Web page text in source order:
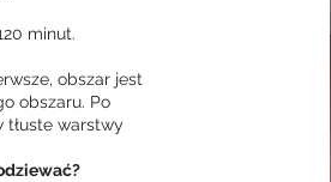
minut.
obszar jest
obszaru. Po
tłuste warstwy